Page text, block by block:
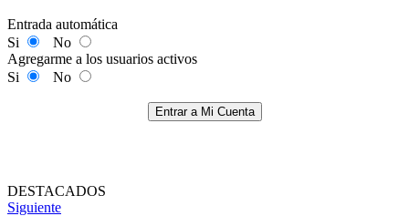
Entrada automática
Si
No
Agregarme a los usuarios activos
Si
No
Entrar a Mi Cuenta
DESTACADOS
Siguiente